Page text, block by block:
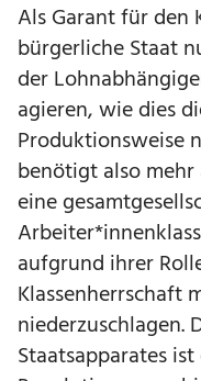
Als Garant für den
bürgerliche Staat
der
agieren, wie dies
Produktionsweise
benötigt also
eine
aufgrund ihrer
Klassenherrschaft
niederzuschlagen.
Staatsapparates